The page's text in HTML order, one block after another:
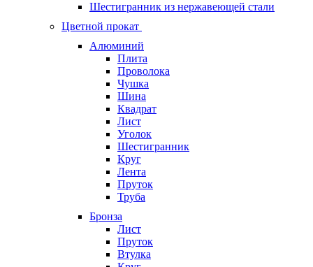
Шестигранник из нержавеющей стали
Цветной прокат
Алюминий
Плита
Проволока
Чушка
Шина
Квадрат
Лист
Уголок
Шестигранник
Круг
Лента
Пруток
Труба
Бронза
Лист
Пруток
Втулка